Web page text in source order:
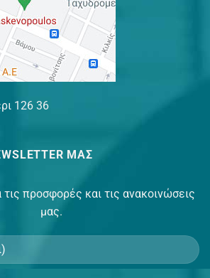
126 36
ΜΑΣ
προσφορές και τις ανακοινώσεις
μας.